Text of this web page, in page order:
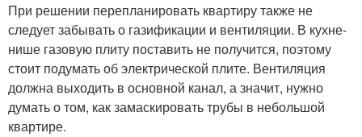
При решении перепланировать квартиру также не
следует забывать о газификации и вентиляции. В кухне-
нише газовую плиту поставить не получится, поэтому
стоит подумать об электрической плите. Вентиляция
должна выходить в основной канал, а значит, нужно
думать о том, как замаскировать трубы в небольшой
квартире.